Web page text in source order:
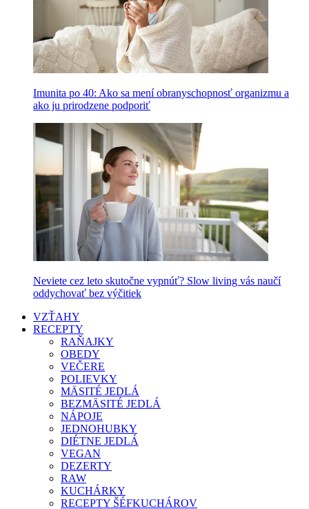
Imunita po 40: Ako sa mení obranyschopnosť organizmu a
ako ju prirodzene podporiť
Neviete cez leto skutočne vypnúť? Slow living vás naučí
oddychovať bez výčitiek
VZŤAHY
RECEPTY
RAŇAJKY
OBEDY
VEČERE
POLIEVKY
MÄSITÉ JEDLÁ
BEZMÄSITÉ JEDLÁ
NÁPOJE
JEDNOHUBKY
DIÉTNE JEDLÁ
VEGAN
DEZERTY
RAW
KUCHÁRKY
RECEPTY ŠÉFKUCHÁROV